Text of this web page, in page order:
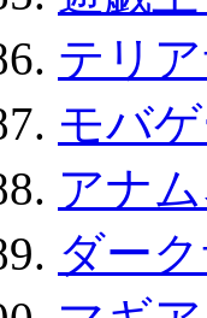
テリ
モバ
アナ
ダー